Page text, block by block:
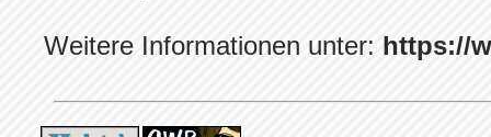
Weitere Informationen unter: https://